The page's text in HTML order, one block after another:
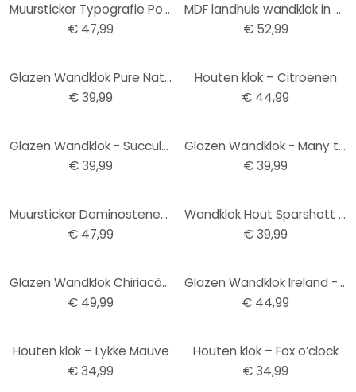
Muursticker Typografie Positief met Klok
€ 47,99
MDF landhuis wandklok in houtlook met Romeinse cijfers Ø50 cm
€ 52,99
Glazen Wandklok Pure Nature
€ 39,99
Houten klok – Citroenen
€ 44,99
Glazen Wandklok - Succulenten
€ 39,99
Glazen Wandklok - Many things in life 02
€ 39,99
Muursticker Dominostenen + Uurwerk
€ 47,99
Wandklok Hout Sparshott - Fietsen
€ 39,99
Glazen Wandklok Chiriacò - New York at Night
€ 49,99
Glazen Wandklok Ireland - This City
€ 44,99
Houten klok – Lykke Mauve
€ 34,99
Houten klok – Fox o’clock
€ 34,99